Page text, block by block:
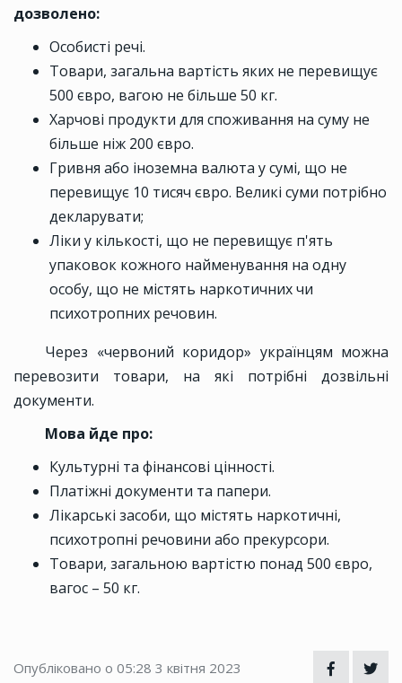
дозволено:
Особисті речі.
Товари, загальна вартість яких не перевищує
500 євро, вагою не більше 50 кг.
Харчові продукти для споживання на суму не
більше ніж 200 євро.
Гривня або іноземна валюта у сумі, що не
перевищує 10 тисяч євро. Великі суми потрібно
декларувати;
Ліки у кількості, що не перевищує п'ять
упаковок кожного найменування на одну
особу, що не містять наркотичних чи
психотропних речовин.
Через «червоний коридор» українцям можна
перевозити товари, на які потрібні дозвільні
документи.
Мова йде про:
Культурні та фінансові цінності.
Платіжні документи та папери.
Лікарські засоби, що містять наркотичні,
психотропні речовини або прекурсори.
Товари, загальною вартістю понад 500 євро,
вагос – 50 кг.
Опубліковано о 05:28 3 квітня 2023